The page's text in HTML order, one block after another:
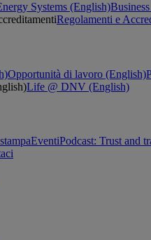
Systems (English)
Regolamenti e
Opportunità di lavoro (English)
Life @ DNV (English)
EventiPodcast: Trust and